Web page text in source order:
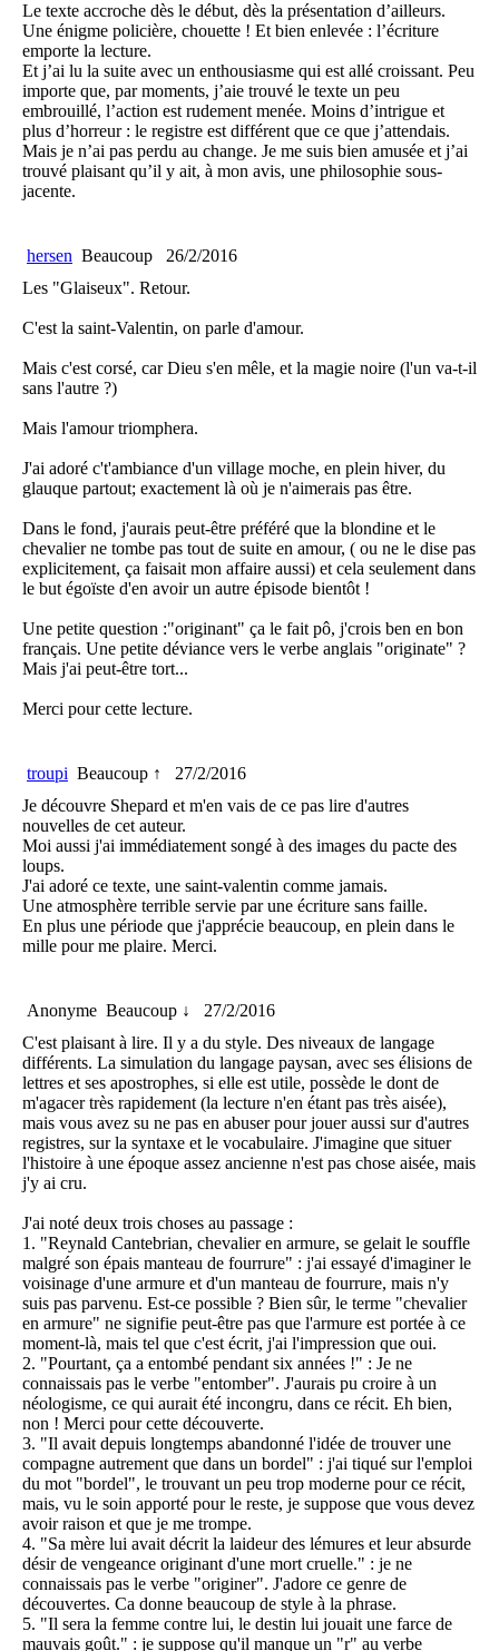
Le texte accroche dès le début, dès la présentation d’ailleurs.
Une énigme policière, chouette ! Et bien enlevée : l’écriture
emporte la lecture.
Et j’ai lu la suite avec un enthousiasme qui est allé croissant. Peu
importe que, par moments, j’aie trouvé le texte un peu
embrouillé, l’action est rudement menée. Moins d’intrigue et
plus d’horreur : le registre est différent que ce que j’attendais.
Mais je n’ai pas perdu au change. Je me suis bien amusée et j’ai
trouvé plaisant qu’il y ait, à mon avis, une philosophie sous-
jacente.
hersen Beaucoup
26/2/2016
Les "Glaiseux". Retour.
C'est la saint-Valentin, on parle d'amour.
Mais c'est corsé, car Dieu s'en mêle, et la magie noire (l'un va-t-il
sans l'autre ?)
Mais l'amour triomphera.
J'ai adoré c't'ambiance d'un village moche, en plein hiver, du
glauque partout; exactement là où je n'aimerais pas être.
Dans le fond, j'aurais peut-être préféré que la blondine et le
chevalier ne tombe pas tout de suite en amour, ( ou ne le dise pas
explicitement, ça faisait mon affaire aussi) et cela seulement dans
le but égoïste d'en avoir un autre épisode bientôt !
Une petite question :"originant" ça le fait pô, j'crois ben en bon
français. Une petite déviance vers le verbe anglais "originate" ?
Mais j'ai peut-être tort...
Merci pour cette lecture.
troupi Beaucoup ↑
27/2/2016
Je découvre Shepard et m'en vais de ce pas lire d'autres
nouvelles de cet auteur.
Moi aussi j'ai immédiatement songé à des images du pacte des
loups.
J'ai adoré ce texte, une saint-valentin comme jamais.
Une atmosphère terrible servie par une écriture sans faille.
En plus une période que j'apprécie beaucoup, en plein dans le
mille pour me plaire. Merci.
Anonyme Beaucoup ↓
27/2/2016
C'est plaisant à lire. Il y a du style. Des niveaux de langage
différents. La simulation du langage paysan, avec ses élisions de
lettres et ses apostrophes, si elle est utile, possède le dont de
m'agacer très rapidement (la lecture n'en étant pas très aisée),
mais vous avez su ne pas en abuser pour jouer aussi sur d'autres
registres, sur la syntaxe et le vocabulaire. J'imagine que situer
l'histoire à une époque assez ancienne n'est pas chose aisée, mais
j'y ai cru.
J'ai noté deux trois choses au passage :
1. "Reynald Cantebrian, chevalier en armure, se gelait le souffle
malgré son épais manteau de fourrure" : j'ai essayé d'imaginer le
voisinage d'une armure et d'un manteau de fourrure, mais n'y
suis pas parvenu. Est-ce possible ? Bien sûr, le terme "chevalier
en armure" ne signifie peut-être pas que l'armure est portée à ce
moment-là, mais tel que c'est écrit, j'ai l'impression que oui.
2. "Pourtant, ça a entombé pendant six années !" : Je ne
connaissais pas le verbe "entomber". J'aurais pu croire à un
néologisme, ce qui aurait été incongru, dans ce récit. Eh bien,
non ! Merci pour cette découverte.
3. "Il avait depuis longtemps abandonné l'idée de trouver une
compagne autrement que dans un bordel" : j'ai tiqué sur l'emploi
du mot "bordel", le trouvant un peu trop moderne pour ce récit,
mais, vu le soin apporté pour le reste, je suppose que vous devez
avoir raison et que je me trompe.
4. "Sa mère lui avait décrit la laideur des lémures et leur absurde
désir de vengeance originant d'une mort cruelle." : je ne
connaissais pas le verbe "originer". J'adore ce genre de
découvertes. Ca donne beaucoup de style à la phrase.
5. "Il sera la femme contre lui, le destin lui jouait une farce de
mauvais goût." : je suppose qu'il manque un "r" au verbe